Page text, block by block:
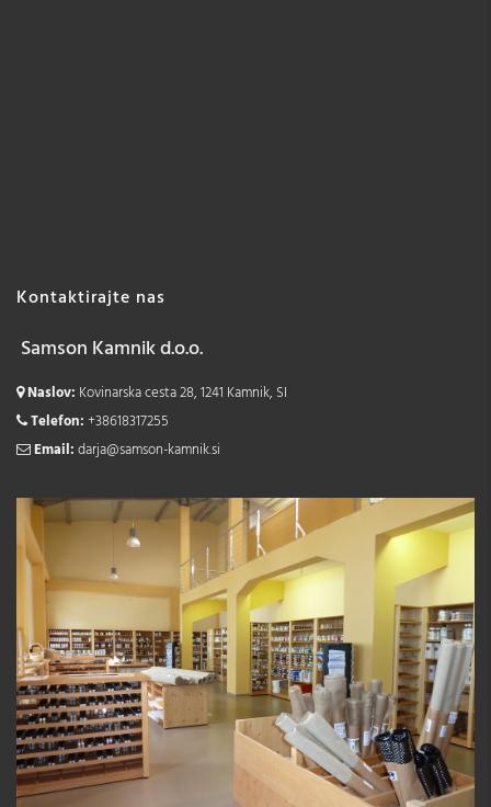
Kontaktirajte nas
Samson Kamnik d.o.o.
Naslov: Kovinarska cesta 28, 1241 Kamnik, SI
Telefon:+38618317255
Email:darja@samson-kamnik.si